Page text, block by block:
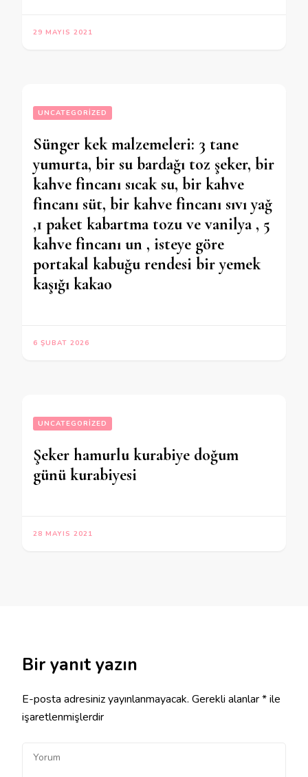
29 MAYIS 2021
UNCATEGORIZED
Sünger kek malzemeleri: 3 tane
yumurta, bir su bardağı toz şeker, bir
kahve fincanı sıcak su, bir kahve
fincanı süt, bir kahve fincanı sıvı yağ
,1 paket kabartma tozu ve vanilya , 5
kahve fincanı un , isteye göre
portakal kabuğu rendesi bir yemek
kaşığı kakao
6 ŞUBAT 2026
UNCATEGORIZED
Şeker hamurlu kurabiye doğum
günü kurabiyesi
28 MAYIS 2021
Bir yanıt yazın
E-posta adresiniz yayınlanmayacak. Gerekli alanlar*ile
işaretlenmişlerdir